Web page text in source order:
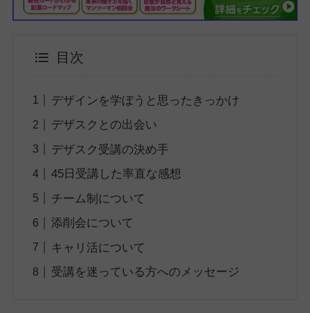
目次
デザインを学ぼうと思ったきっかけ
デザスクとの出会い
デザスク受講の決め手
45日受講した率直な感想
チーム制について
添削会について
キャリ活について
受講を迷っている方へのメッセージ